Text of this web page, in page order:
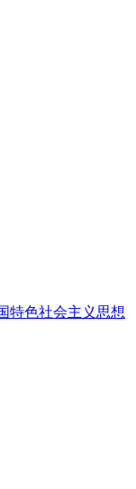
特色社会主义思想